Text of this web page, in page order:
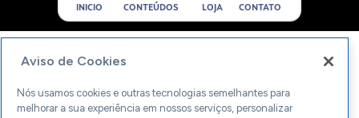
INICIO CONTEÚDOS LOJA CONTATO
Aviso de Cookies
Nós usamos cookies e outras tecnologias semelhantes para
melhorar a sua experiência em nossos serviços, personalizar